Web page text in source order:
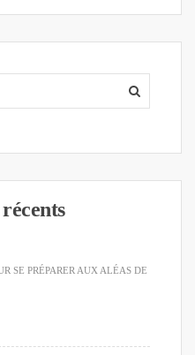
SE PRÉPARER AUX ALÉAS DE